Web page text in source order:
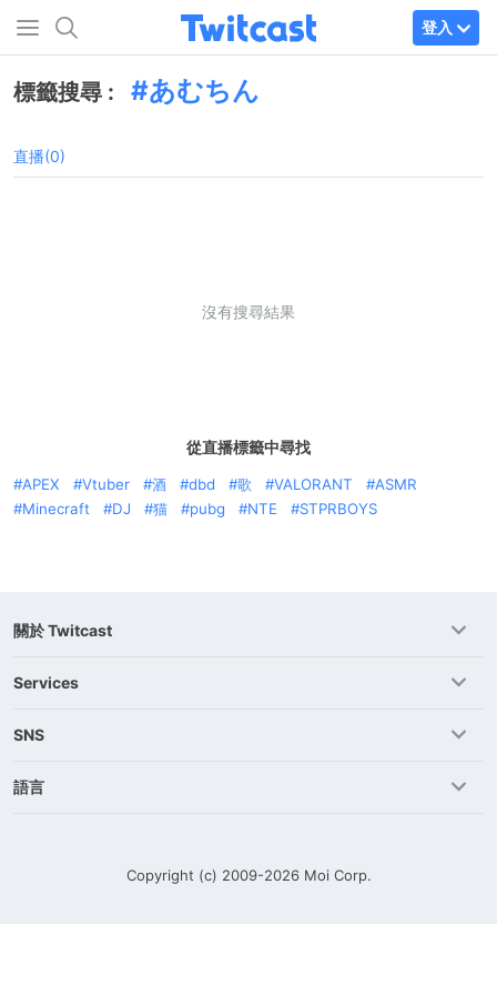
登入
標籤搜尋 : あむちん
直播(0)
沒有搜尋結果
從直播標籤中尋找
APEX Vtuber 酒 dbd 歌 VALORANT
ASMR
Minecraft
DJ 猫 pubg NTE STPRBOYS
關於 Twitcast
Services
SNS
語言
Copyright (c) 2009-2026 Moi Corp.